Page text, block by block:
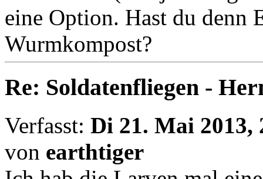
eine Option. Hast du denn
Wurmkompost?
Re: Soldatenfliegen -
Verfasst: Di 21. Mai 2013,
von earthtiger